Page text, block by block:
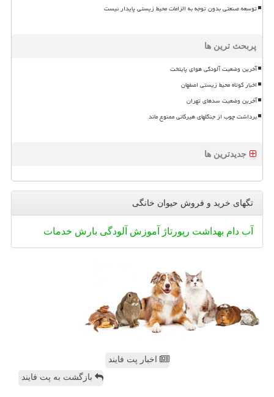
توسعه صنعتی بدون توجه به الزامات محیط زیستی پایدار نیست
پربحث ترین ها
آخرین وضعیت آلودگی هوای پایتخت
اخبار کوتاه محیط زیستی اصفهان
آخرین وضعیت سدهای تهران
برداشت چوب از جنگلهای هیرکانی ممنوع ماند
جدیدترین ها
تگهای خرید و فروش حیوان خانگی
آب دام بهداشت رپورتاژ آموزش آلودگی بارش خدمات
اخبار پت فایند
بازگشت به پت فایند